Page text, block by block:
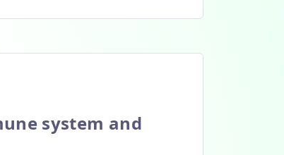
system and